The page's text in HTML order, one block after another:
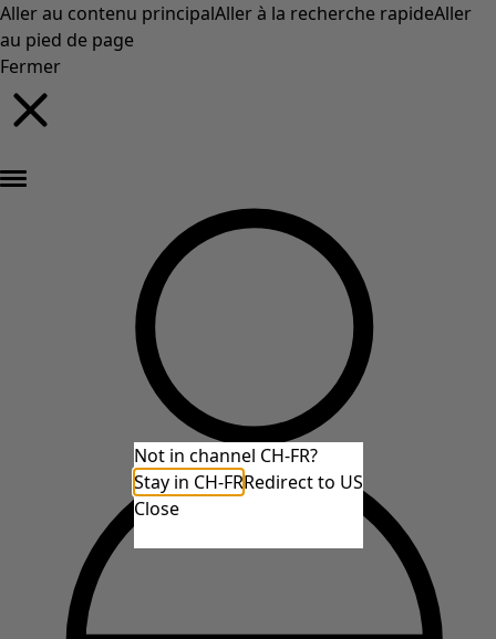
Aller au contenu principalAller à la recherche rapideAller
au pied de page
Fermer
Not in channel CH-FR?
Stay in CH-FRRedirect to US
Close